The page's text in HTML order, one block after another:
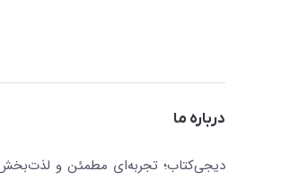
درباره ما
دیجی‌کتاب؛ تجربه‌ای مطمئن و لذت‌بخش